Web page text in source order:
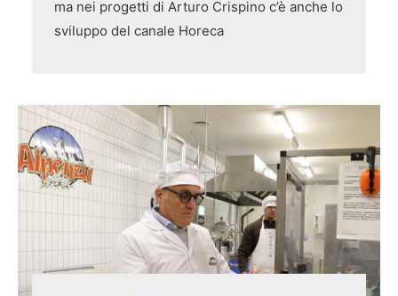
ma nei progetti di Arturo Crispino c’è anche lo
sviluppo del canale Horeca